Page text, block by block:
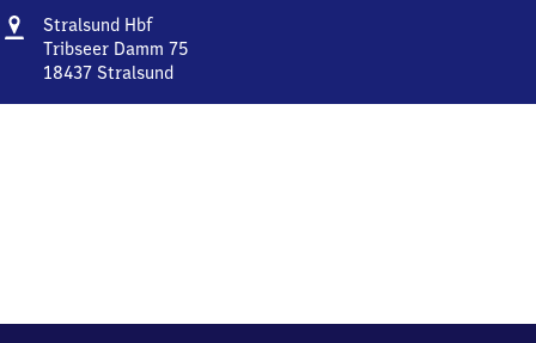
Adresse
Stralsund HbfStralsund
Hauptbahnhof
Tribseer Damm 75
18437 Stralsund